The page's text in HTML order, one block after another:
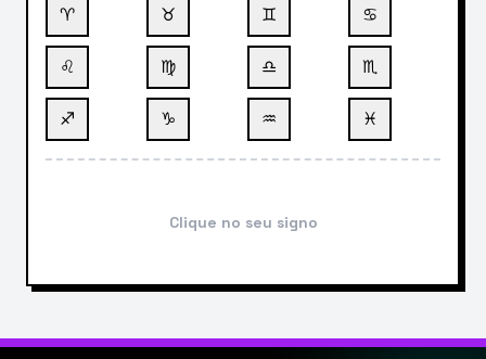
♈ ♉ ♊ ♋
♌ ♍ ♎ ♏
♐ ♑ ♒ ♓
Clique no seu signo